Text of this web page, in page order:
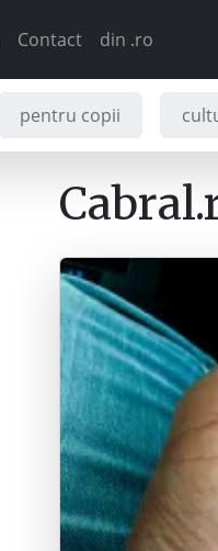
Contact din .ro
pentru copii